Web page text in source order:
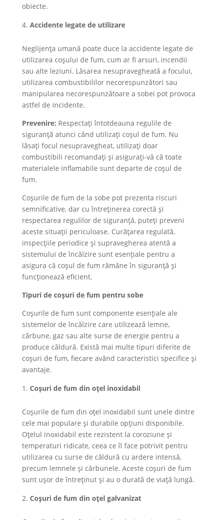
obiecte.
Accidente legate de utilizare
Neglijența umană poate duce la accidente legate de
utilizarea coșului de fum, cum ar fi arsuri, incendii
sau alte leziuni. Lăsarea nesupravegheată a focului,
utilizarea combustibililor necorespunzători sau
manipularea necorespunzătoare a sobei pot provoca
astfel de incidente.
Prevenire: Respectați întotdeauna regulile de
siguranță atunci când utilizați coșul de fum. Nu
lăsați focul nesupravegheat, utilizați doar
combustibili recomandați și asigurați-vă că toate
materialele inflamabile sunt departe de coșul de
fum.
Coșurile de fum de la sobe pot prezenta riscuri
semnificative, dar cu întreținerea corectă și
respectarea regulilor de siguranță, puteți preveni
aceste situații periculoase. Curățarea regulată,
inspecțiile periodice și supravegherea atentă a
sistemului de încălzire sunt esențiale pentru a
asigura că coșul de fum rămâne în siguranță și
funcționează eficient.
Tipuri de coșuri de fum pentru sobe
Coșurile de fum sunt componente esențiale ale
sistemelor de încălzire care utilizează lemne,
cărbune, gaz sau alte surse de energie pentru a
produce căldură. Există mai multe tipuri diferite de
coșuri de fum, fiecare având caracteristici specifice și
avantaje.
Coșuri de fum din oțel inoxidabil
Coșurile de fum din oțel inoxidabil sunt unele dintre
cele mai populare și durabile opțiuni disponibile.
Oțelul inoxidabil este rezistent la coroziune și
temperaturi ridicate, ceea ce îl face potrivit pentru
utilizarea cu surse de căldură cu ardere intensă,
precum lemnele și cărbunele. Aceste coșuri de fum
sunt ușor de întreținut și au o durată de viață lungă.
Coșuri de fum din oțel galvanizat